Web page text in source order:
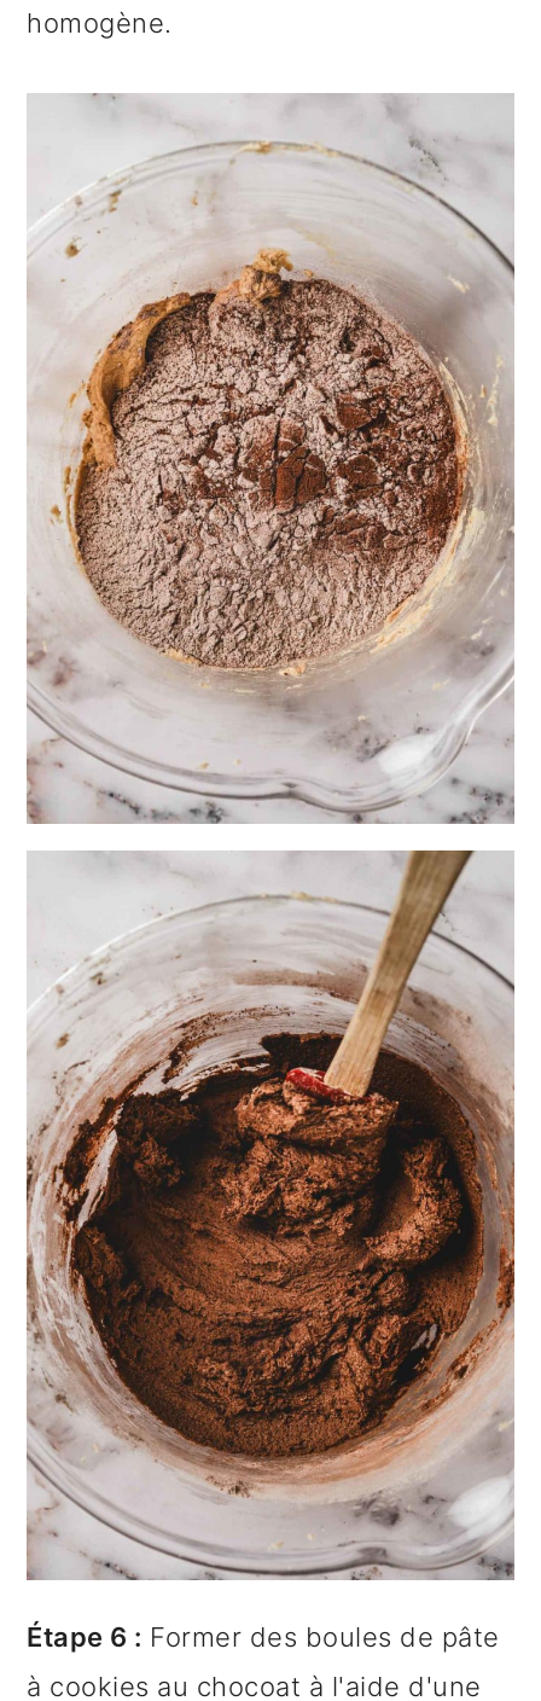
homogène.
Étape 6 : Former des boules de pâte
à cookies au chocoat à l'aide d'une